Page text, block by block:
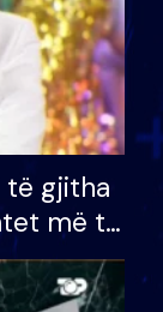
të gjitha
më të
Do më